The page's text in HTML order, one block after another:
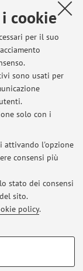
cookie
per il suo
sono usati per
solo con i
attivando l'opzione
consensi più
stato dei consensi
sito.
policy.
for Federated
, «IEEE
pp. 78 - 83